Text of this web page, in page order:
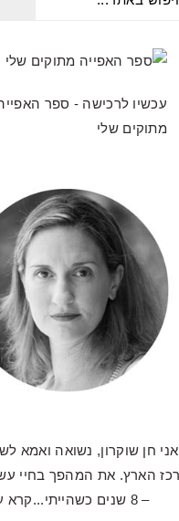
עכשיו לרכישה - ספר
מתוקים שלי
חן שוקרון, נשואה ואמא
הארץ. את המהפך בחיי
– 8 שנים כשהייתי...
קרא